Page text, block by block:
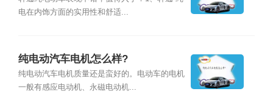
电在内饰方面的实用性和舒适...
纯电动汽车电机怎么样?
纯电动汽车电机质量还是蛮好的。电动车的电机
一般有感应电动机、永磁电动机...